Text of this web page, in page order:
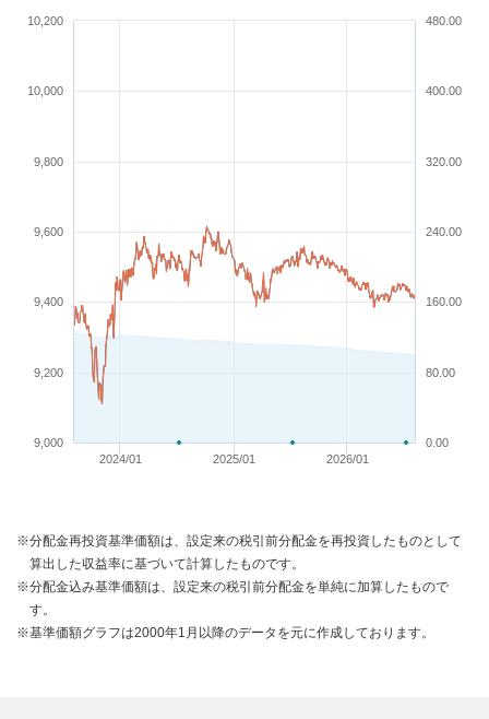
2024/01 2025/01 2026/01
9,000
9,200
9,400
9,600
9,800
10,000
10,200
0.00
80.00
160.00
240.00
320.00
400.00
480.00
※分配金再投資基準価額は、設定来の税引前分配金を再投資したものとして
算出した収益率に基づいて計算したものです。
※分配金込み基準価額は、設定来の税引前分配金を単純に加算したもので
す。
※基準価額グラフは2000年1月以降のデータを元に作成しております。